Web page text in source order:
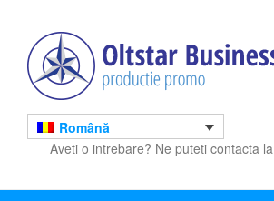
Română
Aveti o intrebare? Ne puteti contacta la